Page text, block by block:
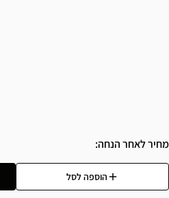
מחיר לאחר הנחה
הוספה לסל